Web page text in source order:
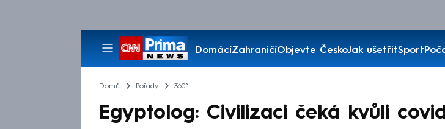
DomácíZahraničíObjevte ČeskoJak ušetřitSport
Pořady
Domů Pořady 360°
Egyptolog: Civilizaci čeká kvůli